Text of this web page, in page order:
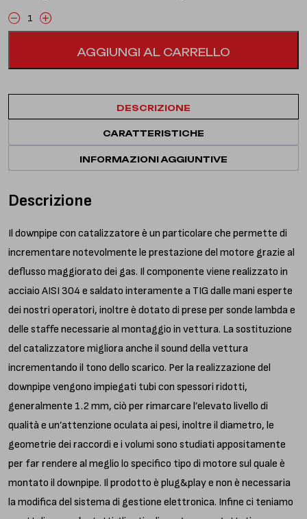
Downpipe
catalizzatore
quantità
AGGIUNGI AL CARRELLO
DESCRIZIONE
CARATTERISTICHE
INFORMAZIONI AGGIUNTIVE
Descrizione
Il downpipe con catalizzatore è un particolare che permette di
incrementare notevolmente le prestazione del motore grazie al
deflusso maggiorato dei gas. Il componente viene realizzato in
acciaio AISI 304 e saldato interamente a TIG dalle mani esperte
dei nostri operatori, inoltre è dotato di prese per sonde lambda e
delle staffe necessarie al montaggio in vettura. La sostituzione
del catalizzatore migliora anche il sound della vettura
incrementando il tono dello scarico. Per la realizzazione del
downpipe vengono impiegati tubi con spessori ridotti,
generalmente 1.2 mm, ciò per rimarcare l’elevato livello di
qualità e un’attenzione oculata ai pesi, inoltre il diametro, le
geometrie dei raccordi e i volumi sono studiati appositamente
per far rendere al meglio lo specifico tipo di motore sul quale è
montato il downpipe. Il prodotto è plug&play e non è necessaria
la modifica del sistema di gestione elettronica. Infine ci teniamo